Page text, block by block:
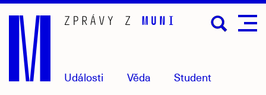
Přejít
hlavní
obsah
Události Věda Student